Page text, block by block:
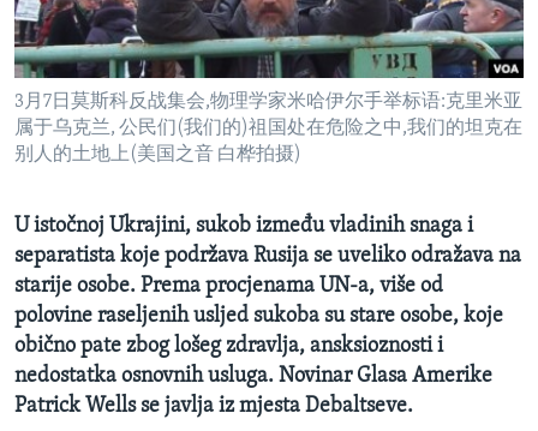
MAGAZIN
O GLASU AMERIKE
Learning English
Jezici
3月7日莫斯科反战集会,物理学家米哈伊尔手举标语:克里米亚
属于乌克兰, 公民们(我们的)祖国处在危险之中,我们的坦克在
别人的土地上(美国之音 白桦拍摄)
U istočnoj Ukrajini, sukob između vladinih snaga i
separatista koje podržava Rusija se uveliko odražava na
starije osobe. Prema procjenama UN-a, više od
polovine raseljenih usljed sukoba su stare osobe, koje
obično pate zbog lošeg zdravlja, ansksioznosti i
nedostatka osnovnih usluga. Novinar Glasa Amerike
Patrick Wells se javlja iz mjesta Debaltseve.